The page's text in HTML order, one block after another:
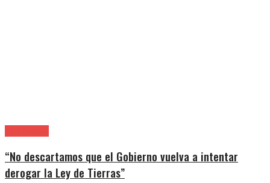
“No descartamos que el Gobierno vuelva a intentar
derogar la Ley de Tierras”